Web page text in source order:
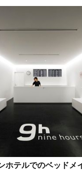
ホテルでのベッドメ